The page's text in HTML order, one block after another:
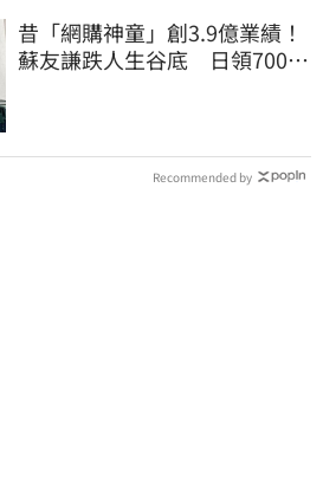
昔「網購神童」創3.9億業績！
蘇友謙跌人生谷底 日領700元
Recommended by